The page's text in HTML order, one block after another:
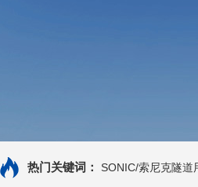
热门关键词： SONIC/索尼克隧道